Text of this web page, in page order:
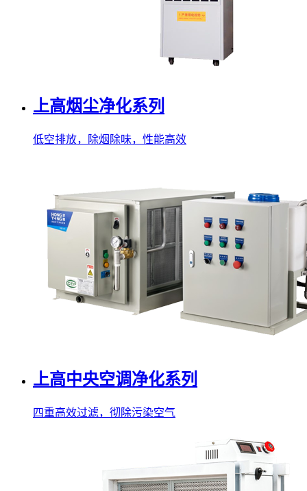
上高烟尘净化系列
低空排放，除烟除味，性能高效
上高中央空调净化系列
四重高效过滤，彻除污染空气